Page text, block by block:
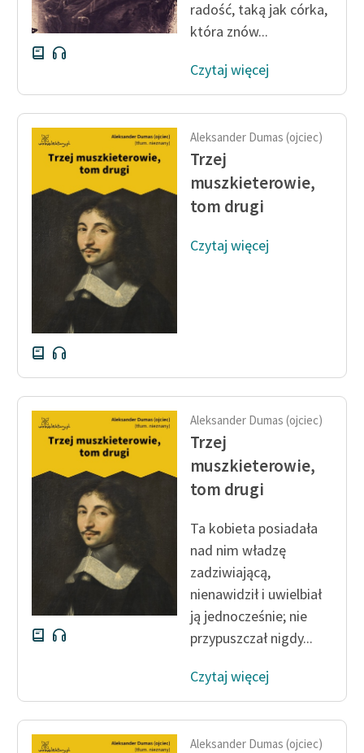
radość, taką jak córka,
która znów...
Czytaj więcej
Aleksander Dumas (ojciec)
Trzej
muszkieterowie,
tom drugi
Czytaj więcej
Aleksander Dumas (ojciec)
Trzej
muszkieterowie,
tom drugi
Ta kobieta posiadała
nad nim władzę
zadziwiającą,
nienawidził i uwielbiał
ją jednocześnie; nie
przypuszczał nigdy...
Czytaj więcej
Aleksander Dumas (ojciec)